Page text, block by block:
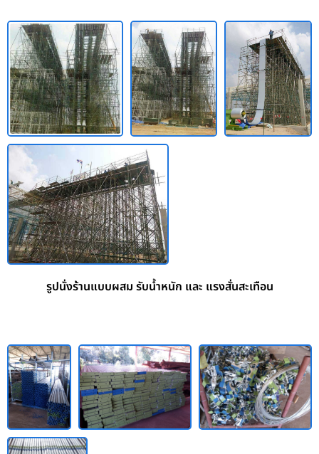
รูปนั่งร้านแบบผสม รับน้ำหนัก และ แรงสั่นสะเทือน